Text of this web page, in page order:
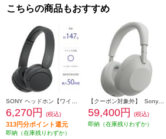
こちらの商品もおすすめ
6,270円 (税込)
313円分ポイント還元
即納（在庫残りわずか）
59,400円
(税込)
即納（在庫残りわずか）